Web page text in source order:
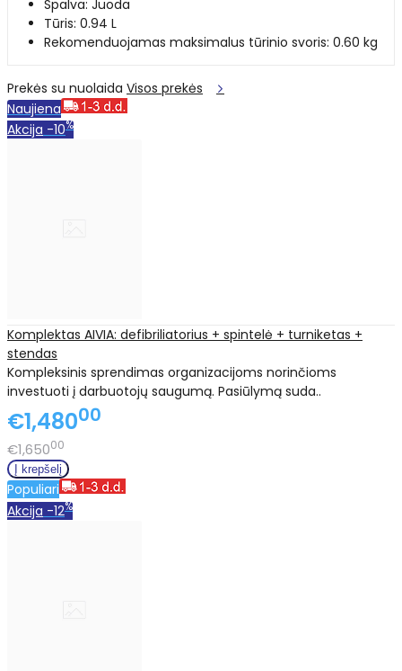
Spalva: Juoda
Tūris: 0.94 L
Rekomenduojamas maksimalus tūrinio svoris: 0.60 kg
Prekės su nuolaida Visos prekės
Naujiena
Akcija -10%
Komplektas AIVIA: defibriliatorius + spintelė + turniketas +
stendas
Kompleksinis sprendimas organizacijoms norinčioms
investuoti į darbuotojų saugumą. Pasiūlymą suda..
€1,48000
€1,65000
Populiari
Akcija -12%